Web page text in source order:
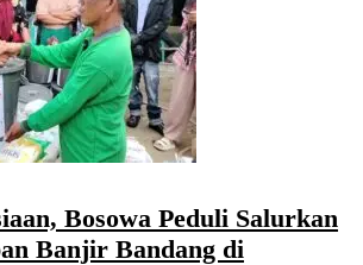
Bosowa Peduli Salurkan
Banjir Bandang di